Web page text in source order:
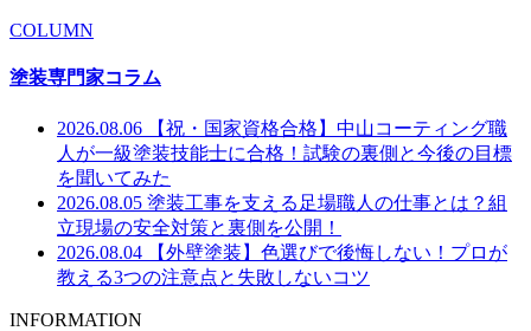
COLUMN
塗装専門家コラム
2026.08.06
【祝・国家資格合格】中山コーティング職
人が一級塗装技能士に合格！試験の裏側と今後の目標
を聞いてみた
2026.08.05 塗装工事を支える足場職人の仕事とは？組
立現場の安全対策と裏側を公開！
2026.08.04
【外壁塗装】色選びで後悔しない！プロが
教える3つの注意点と失敗しないコツ
INFORMATION